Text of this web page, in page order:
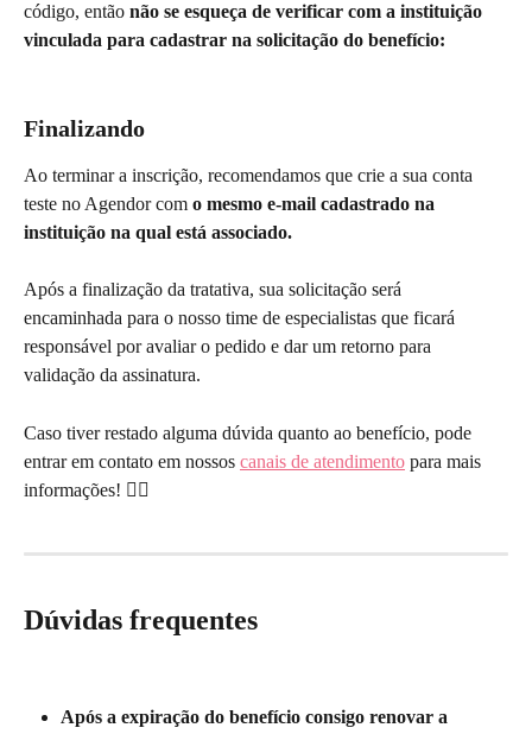
código, então não se esqueça de verificar com a instituição
vinculada para cadastrar na solicitação do benefício:
Finalizando
Ao terminar a inscrição, recomendamos que crie a sua conta
teste no Agendor com o mesmo e-mail cadastrado na
instituição na qual está associado.
Após a finalização da tratativa, sua solicitação será
encaminhada para o nosso time de especialistas que ficará
responsável por avaliar o pedido e dar um retorno para
validação da assinatura.
Caso tiver restado alguma dúvida quanto ao benefício, pode
entrar em contato em nossos canais de atendimento para mais
informações! 🙋‍♀️
Dúvidas frequentes
Após a expiração do benefício consigo renovar a